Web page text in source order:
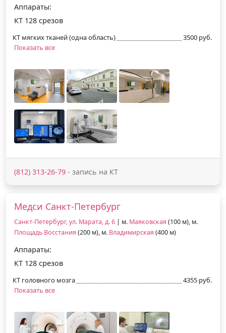
Аппараты:
КТ 128 срезов
КТ мягких тканей (одна область)
3500 руб.
Показать все
(812) 313-26-79 - запись на КТ
Медси Санкт-Петербург
Санкт-Петербург, ул. Марата, д. 6 | м. Маяковская (100 м), м.
Площадь Восстания (200 м), м. Владимирская (400 м)
Аппараты:
КТ 128 срезов
КТ головного мозга
4355 руб.
Показать все